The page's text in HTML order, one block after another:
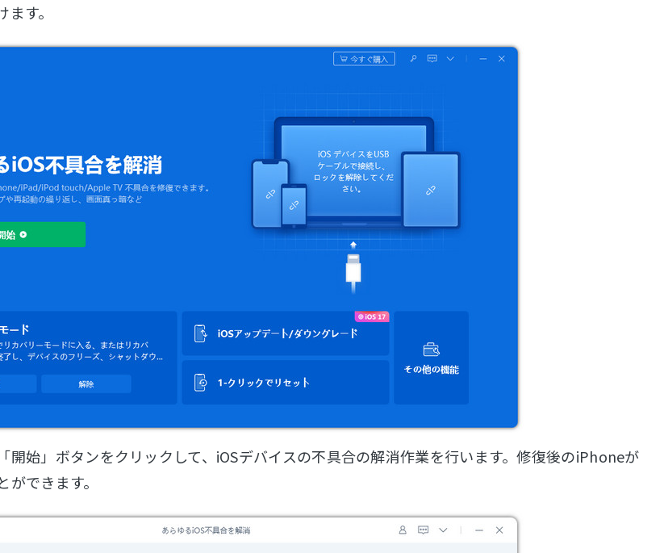
す。
開始」ボタンをクリックして、iOSデバイスの不具合の解消作業を行います。修復後のiPhoneが
できます。